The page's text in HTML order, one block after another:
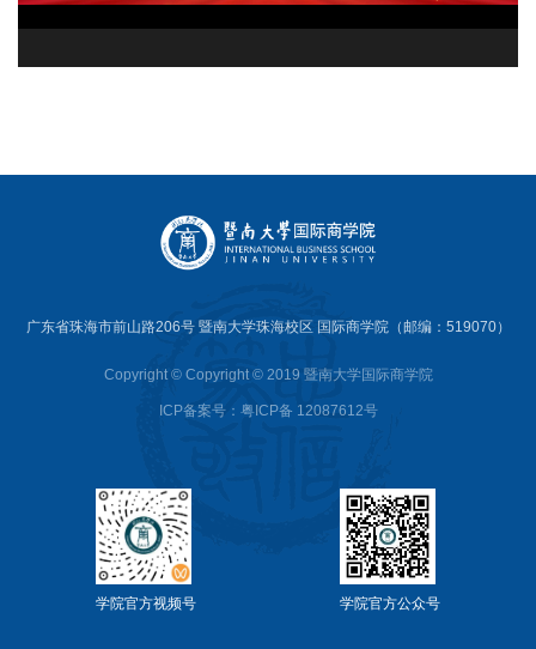
广东省珠海市前山路206号 暨南大学珠海校区 国际商学院（邮编：519070）
Copyright © Copyright © 2019 暨南大学国际商学院
ICP备案号：粤ICP备 12087612号
学院官方视频号 学院官方公众号